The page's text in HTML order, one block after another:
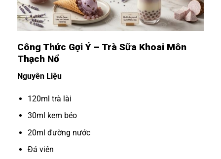
Công Thức Gợi Ý – Trà Sữa Khoai Môn
Thạch Nổ
Nguyên Liệu
120ml trà lài
30ml kem béo
20ml đường nước
Đá viên